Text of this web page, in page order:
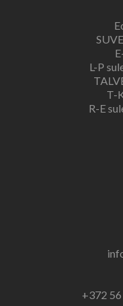
L-P
T-
R-E
+372 56